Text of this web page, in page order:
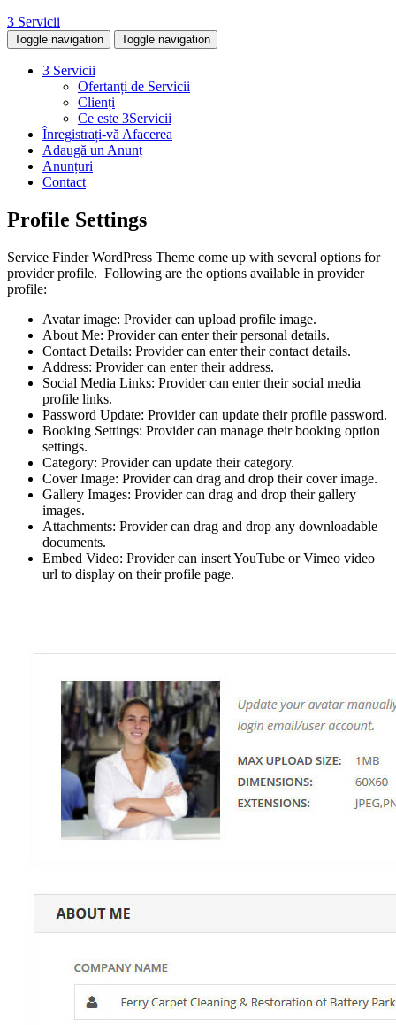
3 Servicii
Toggle navigation Toggle navigation
3 Servicii
Ofertanți de Servicii
Clienți
Ce este 3Servicii
Înregistrați-vă Afacerea
Adaugă un Anunț
Anunțuri
Contact
Profile Settings
Service Finder WordPress Theme come up with several options for
provider profile. Following are the options available in provider
profile:
Avatar image: Provider can upload profile image.
About Me: Provider can enter their personal details.
Contact Details: Provider can enter their contact details.
Address: Provider can enter their address.
Social Media Links: Provider can enter their social media
profile links.
Password Update: Provider can update their profile password.
Booking Settings: Provider can manage their booking option
settings.
Category: Provider can update their category.
Cover Image: Provider can drag and drop their cover image.
Gallery Images: Provider can drag and drop their gallery
images.
Attachments: Provider can drag and drop any downloadable
documents.
Embed Video: Provider can insert YouTube or Vimeo video
url to display on their profile page.